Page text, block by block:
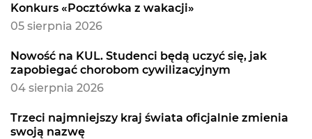
Konkurs «Pocztówka z wakacji»
05 sierpnia 2026
Nowość na KUL. Studenci będą uczyć się, jak
zapobiegać chorobom cywilizacyjnym
04 sierpnia 2026
Trzeci najmniejszy kraj świata oficjalnie zmienia
swoją nazwę